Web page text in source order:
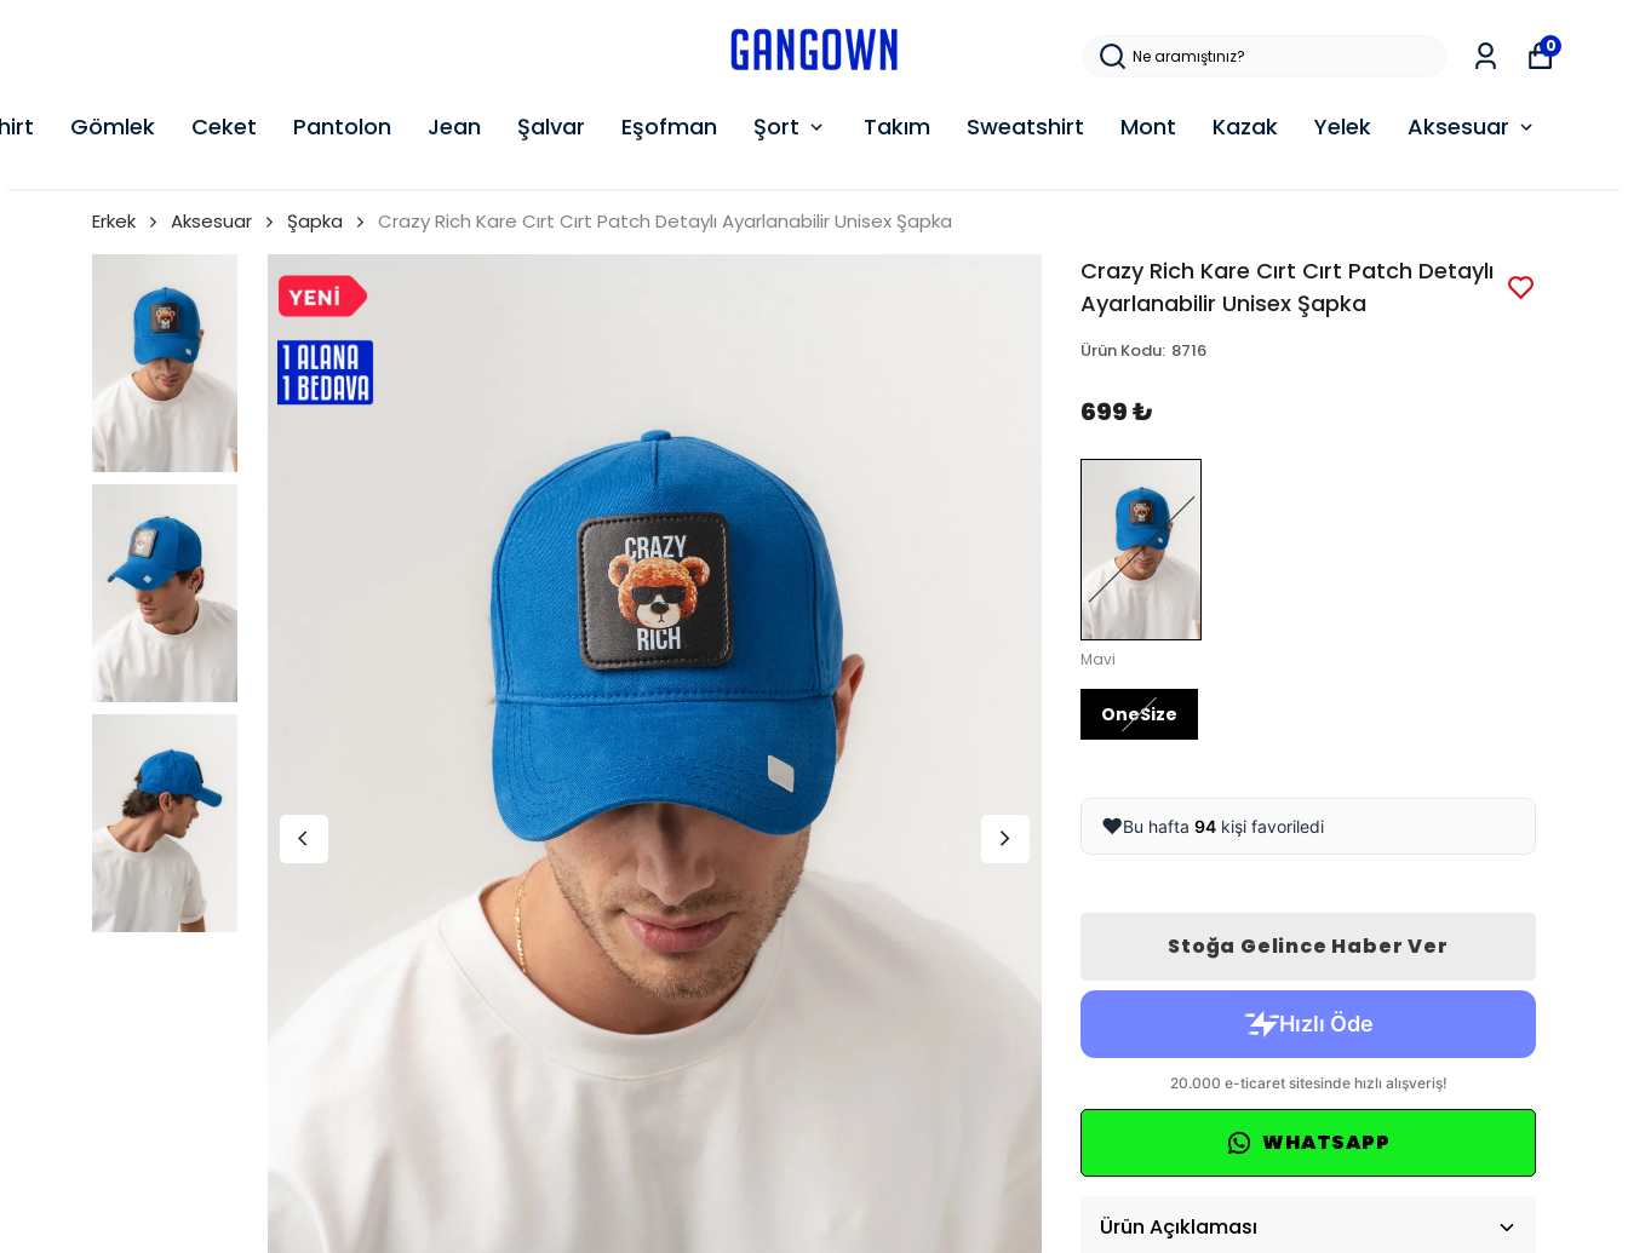
Gömlek Ceket Pantolon Jean Şalvar Eşofman Şort Takım Sweatshirt Mont Kazak Yelek Aksesuar
0
Erkek Aksesuar Şapka Crazy Rich Kare Cırt Cırt Patch Detaylı Ayarlanabilir Unisex Şapka
Crazy Rich Kare Cırt Cırt Patch Detaylı
Ayarlanabilir Unisex Şapka
Ürün Kodu: 8716
699 ₺
Mavi
OneSize
❤️Bu hafta 94 kişi favoriledi
Stoğa Gelince Haber Ver
WHATSAPP
Ürün Açıklaması